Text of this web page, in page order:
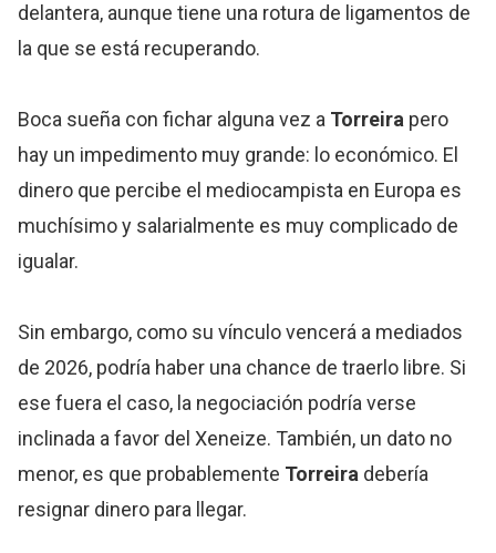
delantera, aunque tiene una rotura de ligamentos de
la que se está recuperando.
Boca sueña con fichar alguna vez a Torreira pero
hay un impedimento muy grande: lo económico. El
dinero que percibe el mediocampista en Europa es
muchísimo y salarialmente es muy complicado de
igualar.
Sin embargo, como su vínculo vencerá a mediados
de 2026, podría haber una chance de traerlo libre. Si
ese fuera el caso, la negociación podría verse
inclinada a favor del Xeneize. También, un dato no
menor, es que probablemente Torreira debería
resignar dinero para llegar.